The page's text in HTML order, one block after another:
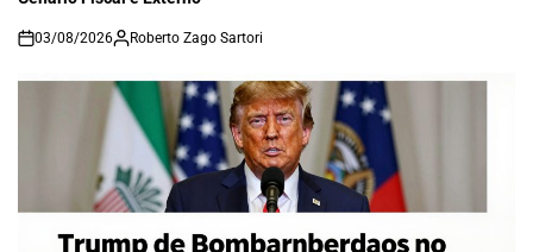
on
03/08/2026 Roberto Zago Sartori